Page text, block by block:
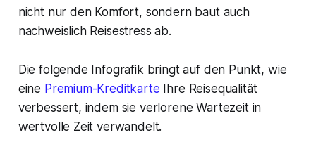
nicht nur den Komfort, sondern baut auch
nachweislich Reisestress ab.
Die folgende Infografik bringt auf den Punkt, wie
eine Premium-Kreditkarte Ihre Reisequalität
verbessert, indem sie verlorene Wartezeit in
wertvolle Zeit verwandelt.